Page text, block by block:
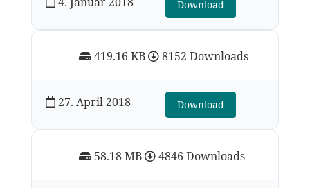
58.18 MB 4846 Downloads
419.16 KB 8152 Downloads
27. April 2018 Download
Download